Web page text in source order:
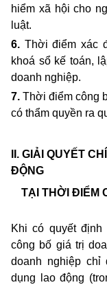
hiểm xã hội cho
luật.
6. Thời điểm xác
khoá sổ kế toán,
doanh nghiệp.
7. Thời điểm công
có thẩm quyền ra
II. GIẢI QUYẾT
ĐỘNG
TẠI THỜI ĐIỂM
Khi có quyết
công bố giá trị
doanh nghiệp
dụng lao động